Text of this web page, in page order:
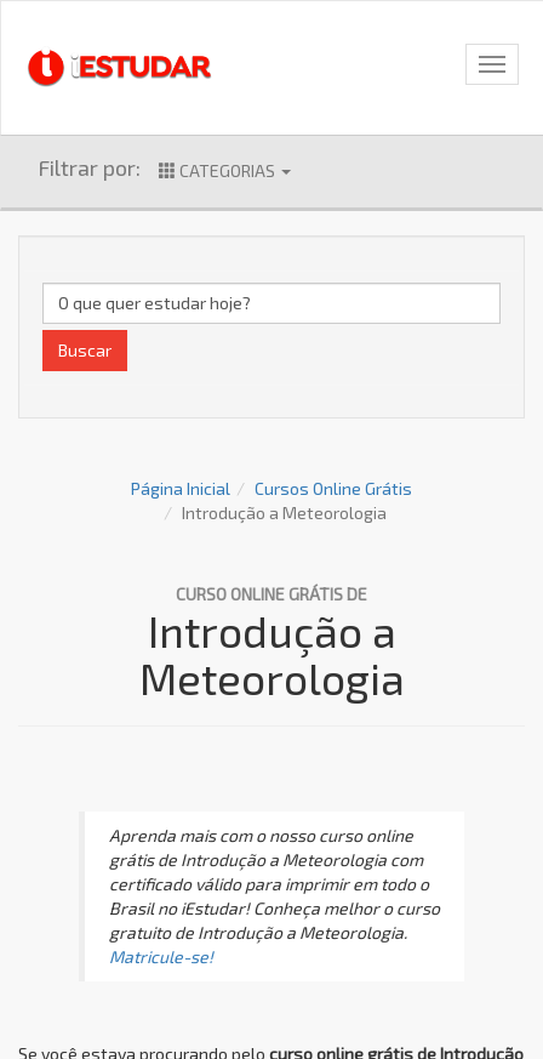
Filtrar por: CATEGORIAS
Buscar
Página Inicial
Cursos Online Grátis
Introdução a Meteorologia
CURSO ONLINE GRÁTIS DE
Introdução a
Meteorologia
Aprenda mais com o nosso curso online
grátis de Introdução a Meteorologia com
certificado válido para imprimir em todo o
Brasil no iEstudar! Conheça melhor o curso
gratuito de Introdução a Meteorologia.
Matricule-se!
Se você estava procurando pelo curso online grátis de Introdução